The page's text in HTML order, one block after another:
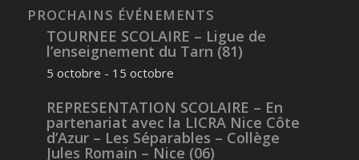
PROCHAINS ÉVÉNEMENTS
TOURNEE SCOLAIRE – Ligue de
l’enseignement du Tarn (81)
5 octobre - 15 octobre
REPRESENTATION SCOLAIRE – En
partenariat avec la LICRA Nice Côte
d’Azur – Les Séparables – Collège
Jules Romain – Nice (06)